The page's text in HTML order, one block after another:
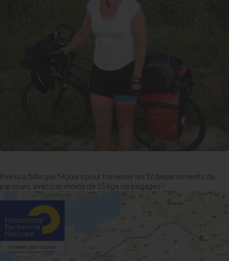
Il ne lui a fallu que 14 jours pour traverser les 12 départements du
parcours, avec pas moins de 23 kgs de bagages !